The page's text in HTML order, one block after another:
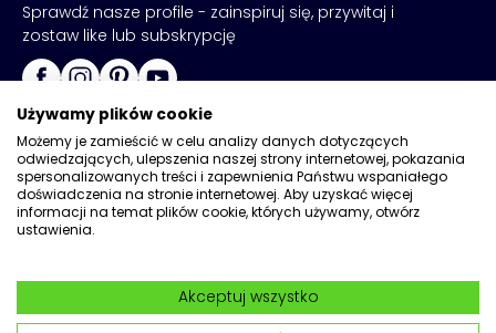
Sprawdź nasze profile - zainspiruj się, przywitaj i
zostaw like lub subskrypcję
Realizacja:Network | Wdrożenia Magento
Używamy plików cookie
Możemy je zamieścić w celu analizy danych dotyczących
odwiedzających, ulepszenia naszej strony internetowej, pokazania
spersonalizowanych treści i zapewnienia Państwu wspaniałego
doświadczenia na stronie internetowej. Aby uzyskać więcej
informacji na temat plików cookie, których używamy, otwórz
ustawienia.
Akceptuj wszystko